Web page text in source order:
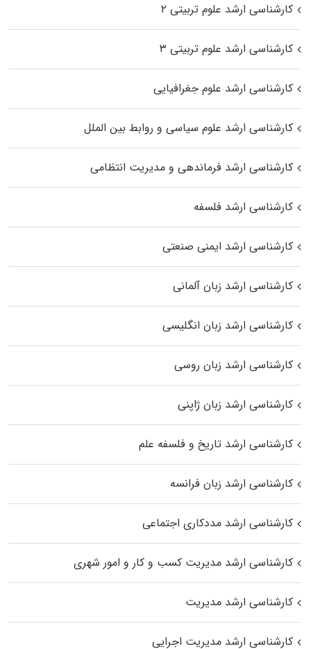
کارشناسی ارشد علوم تربیتی ۲
کارشناسی ارشد علوم تربیتی ۳
کارشناسی ارشد علوم جغرافیایی
کارشناسی ارشد علوم سیاسی و روابط بین الملل
کارشناسی ارشد فرماندهی و مدیریت انتظامی
کارشناسی ارشد فلسفه
کارشناسی ارشد ایمنی صنعتی
کارشناسی ارشد زبان آلمانی
کارشناسی ارشد زبان انگلیسی
کارشناسی ارشد زبان روسی
کارشناسی ارشد زبان ژاپنی
کارشناسی ارشد تاریخ و فلسفه علم
کارشناسی ارشد زبان فرانسه
کارشناسی ارشد مددکاری اجتماعی
کارشناسی ارشد مدیریت کسب و کار و امور شهری
کارشناسی ارشد مدیریت
کارشناسی ارشد مدیریت اجرایی